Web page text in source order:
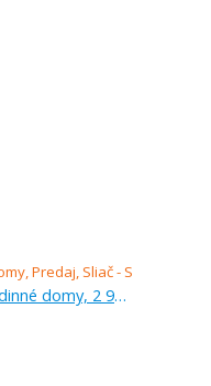
Predaj, pozemok pre rodinné domy, 2 914 m